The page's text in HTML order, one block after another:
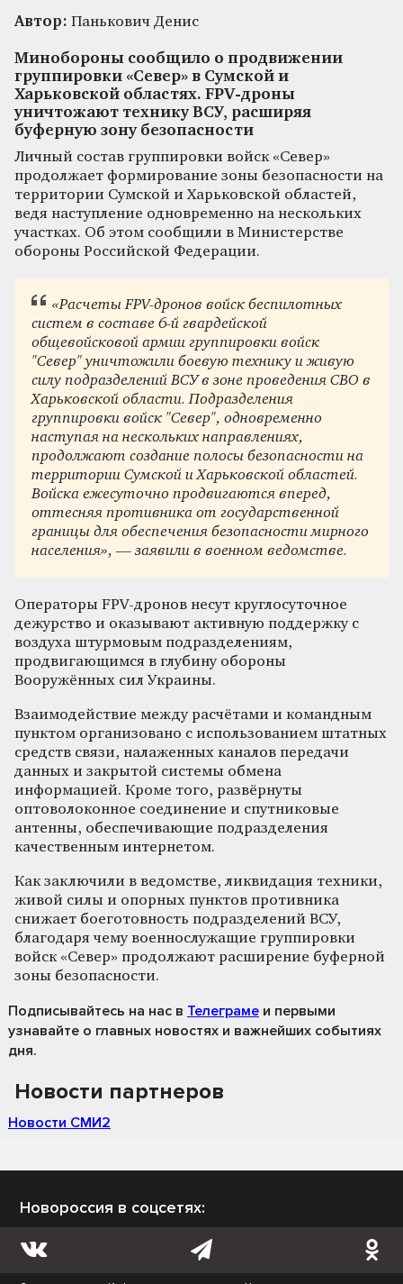
Автор: Панькович Денис
Минобороны сообщило о продвижении
группировки «Север» в Сумской и
Харьковской областях. FPV-дроны
уничтожают технику ВСУ, расширяя
буферную зону безопасности
Личный состав группировки войск «Север»
продолжает формирование зоны безопасности на
территории Сумской и Харьковской областей,
ведя наступление одновременно на нескольких
участках. Об этом сообщили в Министерстве
обороны Российской Федерации.
«Расчеты FPV-дронов войск беспилотных
систем в составе 6-й гвардейской
общевойсковой армии группировки войск
"Север" уничтожили боевую технику и живую
силу подразделений ВСУ в зоне проведения СВО в
Харьковской области. Подразделения
группировки войск "Север", одновременно
наступая на нескольких направлениях,
продолжают создание полосы безопасности на
территории Сумской и Харьковской областей.
Войска ежесуточно продвигаются вперед,
оттесняя противника от государственной
границы для обеспечения безопасности мирного
населения», — заявили в военном ведомстве.
Операторы FPV-дронов несут круглосуточное
дежурство и оказывают активную поддержку с
воздуха штурмовым подразделениям,
продвигающимся в глубину обороны
Вооружённых сил Украины.
Взаимодействие между расчётами и командным
пунктом организовано с использованием штатных
средств связи, налаженных каналов передачи
данных и закрытой системы обмена
информацией. Кроме того, развёрнуты
оптоволоконное соединение и спутниковые
антенны, обеспечивающие подразделения
качественным интернетом.
Как заключили в ведомстве, ликвидация техники,
живой силы и опорных пунктов противника
снижает боеготовность подразделений ВСУ,
благодаря чему военнослужащие группировки
войск «Север» продолжают расширение буферной
зоны безопасности.
Подписывайтесь на нас в Телеграме и первыми
узнавайте о главных новостях и важнейших событиях
дня.
Новости партнеров
Новости СМИ2
Новороссия в соцсетях: